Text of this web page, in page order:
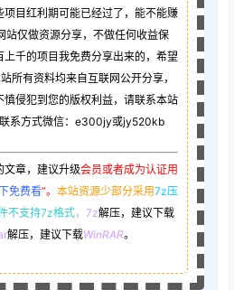
项目红利期可能已经过了，能不能赚
站仅做资源分享，不做任何收益保
上千的项目我免费分享出来的，希望
所有资料均来自互联网公开分享，
侵犯到您的版权利益，请联系本站
系方式微信：e300jy或jy520kb
文章，建议升级会员或者成为认证用
免费看”。 本站资源少部分采用7z压
不支持7z格式，7z解压，建议下载
解压，建议下载WinRAR。